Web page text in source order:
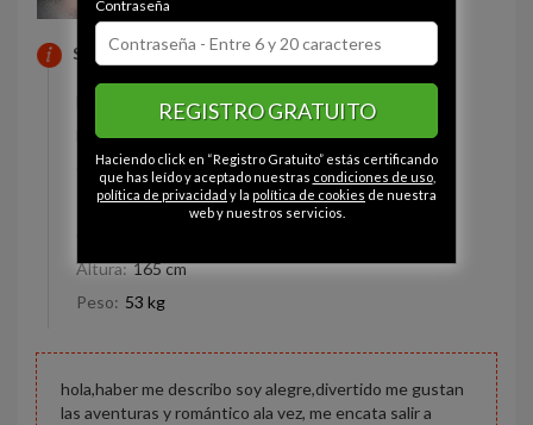
SOBRE MI
Estado civil: Soltero
Fumador/a: Sí
Ojos: Marrón
Pelo: Castaño
Altura: 165 cm
Peso: 53 kg
hola,haber me describo soy alegre,divertido me gustan
las aventuras y romántico ala vez, me encata salir a
Contraseña
REGISTRO GRATUITO
Haciendo click en “Registro Gratuito” estás certificando
que has leído y aceptado nuestras condiciones de uso,
política de privacidad y la política de cookies de nuestra
web y nuestros servicios.